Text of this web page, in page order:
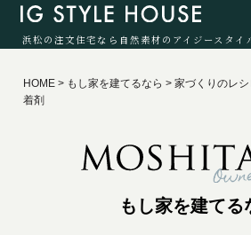
浜松の注文住宅なら自然素材のアイジースタイ
HOME > もし家を建てるなら >家づくりのレ
着剤
もし家を建てる